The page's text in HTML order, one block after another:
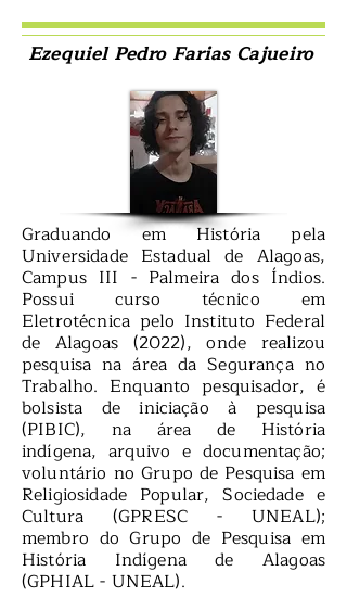
Ezequiel Pedro Farias Cajueiro
Graduando em História pela
Universidade Estadual de Alagoas,
Campus III - Palmeira dos Índios.
Possui curso técnico em
Eletrotécnica pelo Instituto Federal
de Alagoas (2022), onde realizou
pesquisa na área da Segurança no
Trabalho. Enquanto pesquisador, é
bolsista de iniciação à pesquisa
(PIBIC), na área de História
indígena, arquivo e documentação;
voluntário no Grupo de Pesquisa em
Religiosidade Popular, Sociedade e
Cultura (GPRESC - UNEAL);
membro do Grupo de Pesquisa em
História Indígena de Alagoas
(GPHIAL - UNEAL).